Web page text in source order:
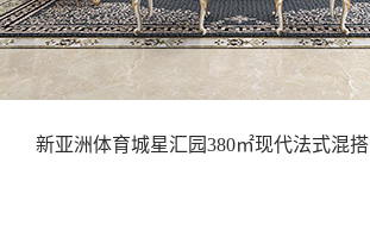
新亚洲体育城星汇园380㎡现代法式混搭